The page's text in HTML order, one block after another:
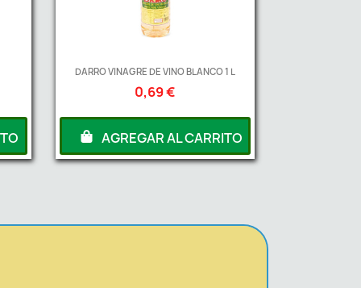
DARRO VINAGRE DE VINO BLANCO 1 L
0,69 €
AGREGAR AL CARRITO